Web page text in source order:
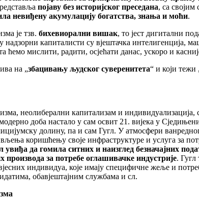
појаву без историјског преседана, са
невиђену акумулацију богатства, знања и моћи.
је тзв. бихевиорални вишак, то јест дигитални
капиталисти су вјештачка интелигенција,
мислити, радити, осјећати данас, ускоро и
на „збацивању људског суверенитета“ и који тежи
неолиберални капитализам и
доба настало у сам освит 21. вијека у
долину, па и сам Гугл. У атмосфери
коришћењу своје инфраструктуре и услуга за
увиђа да гомила ситних и наизглед безначајних
за потребе оглашивачке индустрије. Гугл
индивидуа, које имају специфичне жеље и
обавјештајним службама и сл.